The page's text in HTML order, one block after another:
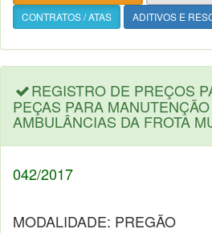
CONTRATOS / ATAS
ADITIVOS E
REGISTRO DE PREÇOS
PEÇAS PARA
AMBULÂNCIAS DA FROTA
042/2017
MODALIDADE: PREGÃO